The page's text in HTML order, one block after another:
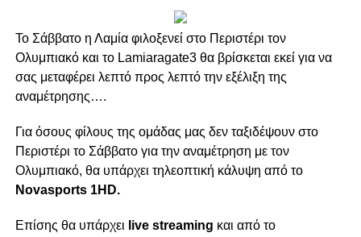
Το Σάββατο η Λαμία φιλοξενεί στο Περιστέρι τον
Ολυμπιακό και το Lamiaragate3 θα βρίσκεται εκεί για να
σας μεταφέρει λεπτό προς λεπτό την εξέλιξη της
αναμέτρησης….
Για όσους φίλους της ομάδας μας δεν ταξιδέψουν στο
Περιστέρι το Σάββατο για την αναμέτρηση με τον
Ολυμπιακό, θα υπάρχει τηλεοπτική κάλυψη από το
Novasports 1HD.
Επίσης θα υπάρχει live streaming και από το